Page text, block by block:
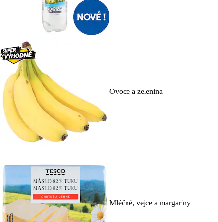
Ovoce a zelenina
Mléčné, vejce a margaríny